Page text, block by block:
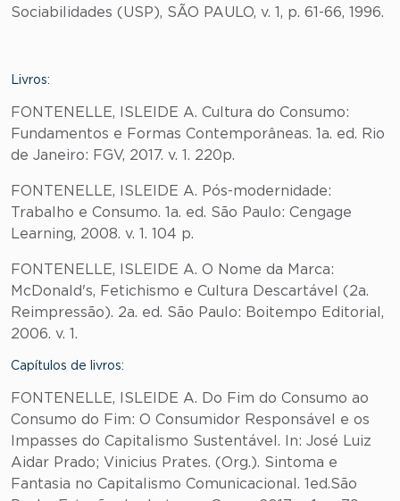
Sociabilidades (USP), SÃO PAULO, v. 1, p. 61-66, 1996.
Livros:
FONTENELLE, ISLEIDE A. Cultura do Consumo:
Fundamentos e Formas Contemporâneas. 1a. ed. Rio
de Janeiro: FGV, 2017. v. 1. 220p.
FONTENELLE, ISLEIDE A. Pós-modernidade:
Trabalho e Consumo. 1a. ed. São Paulo: Cengage
Learning, 2008. v. 1. 104 p.
FONTENELLE, ISLEIDE A. O Nome da Marca:
McDonald's, Fetichismo e Cultura Descartável (2a.
Reimpressão). 2a. ed. São Paulo: Boitempo Editorial,
2006. v. 1.
Capítulos de livros:
FONTENELLE, ISLEIDE A. Do Fim do Consumo ao
Consumo do Fim: O Consumidor Responsável e os
Impasses do Capitalismo Sustentável. In: José Luiz
Aidar Prado; Vinicius Prates. (Org.). Sintoma e
Fantasia no Capitalismo Comunicacional. 1ed.São